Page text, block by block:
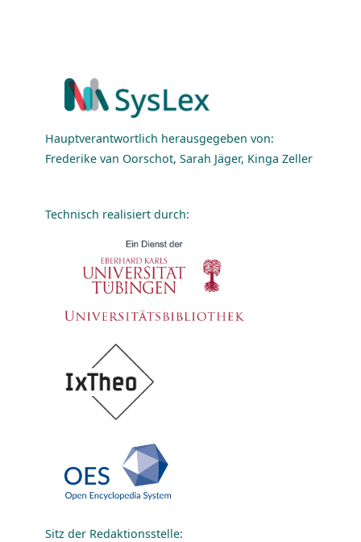
Hauptverantwortlich herausgegeben von:
Frederike van Oorschot, Sarah Jäger, Kinga Zeller
Technisch realisiert durch:
Sitz der Redaktionsstelle: